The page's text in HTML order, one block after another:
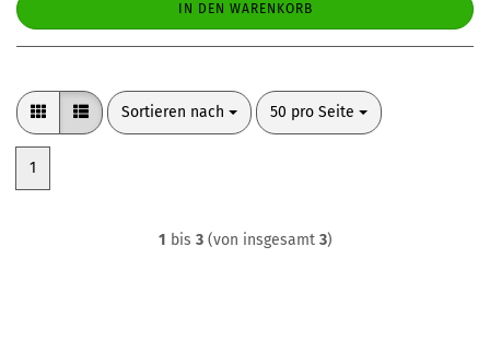
IN DEN WARENKORB
Sortieren nach
Sortieren nach 50 pro Seite
pro Seite
1
1 bis 3(von insgesamt 3)